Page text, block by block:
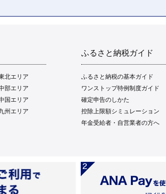
北エリア
部エリア
国エリア
州エリア
ふるさと納税ガイド
ふるさと納税の基本ガイド
ワンストップ特例制度ガイド
確定申告のしかた
控除上限額シミュレーション
年金受給者・自営業者の方へ